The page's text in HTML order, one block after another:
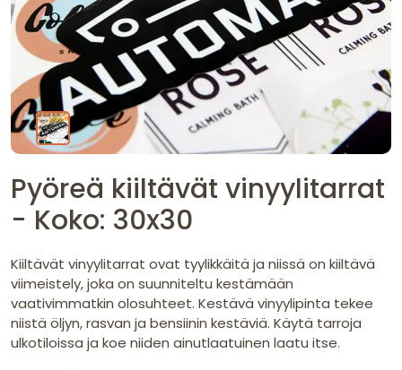
Pyöreä kiiltävät vinyylitarrat
- Koko: 30x30
Kiiltävät vinyylitarrat ovat tyylikkäitä ja niissä on kiiltävä
viimeistely, joka on suunniteltu kestämään
vaativimmatkin olosuhteet. Kestävä vinyylipinta tekee
niistä öljyn, rasvan ja bensiinin kestäviä. Käytä tarroja
ulkotiloissa ja koe niiden ainutlaatuinen laatu itse.